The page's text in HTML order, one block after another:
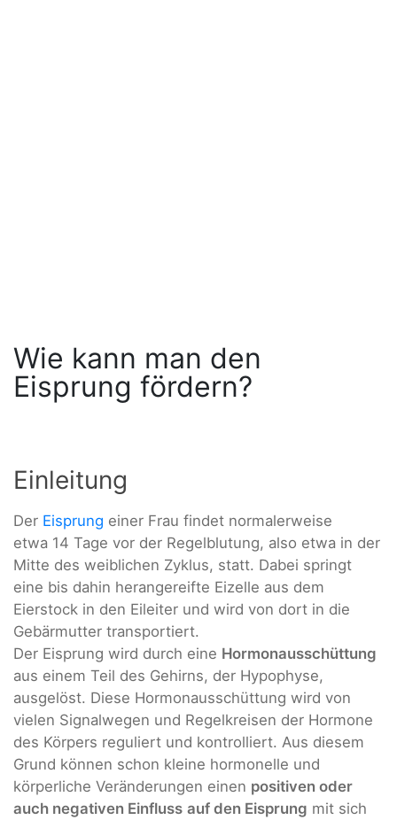
Wie kann man den
Eisprung fördern?
Einleitung
Der Eisprung einer Frau findet normalerweise
etwa 14 Tage vor der Regelblutung, also etwa in der
Mitte des weiblichen Zyklus, statt. Dabei springt
eine bis dahin herangereifte Eizelle aus dem
Eierstock in den Eileiter und wird von dort in die
Gebärmutter transportiert.
Der Eisprung wird durch eine Hormonausschüttung
aus einem Teil des Gehirns, der Hypophyse,
ausgelöst. Diese Hormonausschüttung wird von
vielen Signalwegen und Regelkreisen der Hormone
des Körpers reguliert und kontrolliert. Aus diesem
Grund können schon kleine hormonelle und
körperliche Veränderungen einen positiven oder
auch negativen Einfluss auf den Eisprung mit sich